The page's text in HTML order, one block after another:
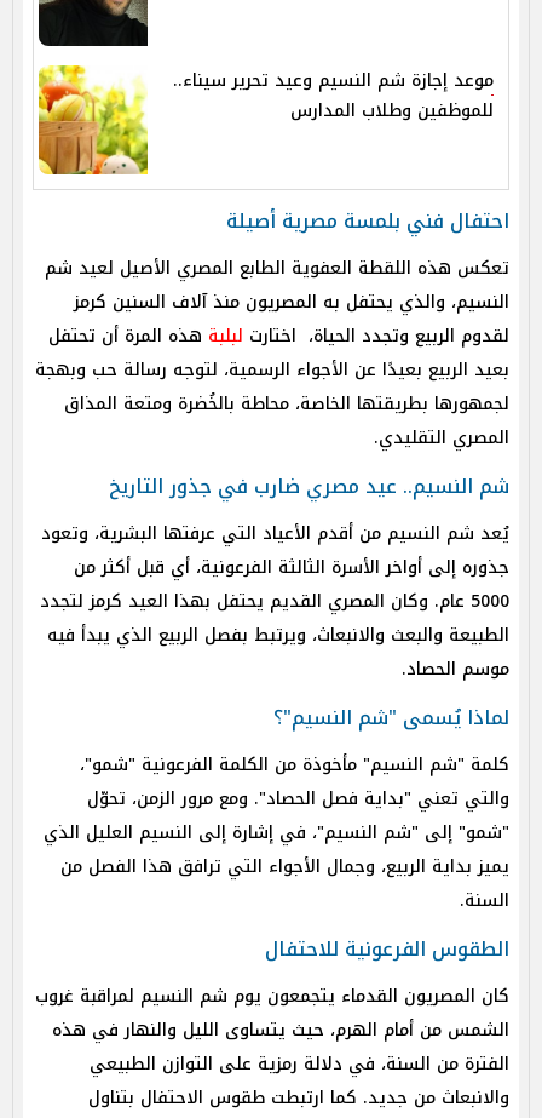
موعد إجازة شم النسيم وعيد تحرير سيناء..
للموظفين وطلاب المدارس
احتفال فني بلمسة مصرية أصيلة
تعكس هذه اللقطة العفوية الطابع المصري الأصيل لعيد شم
النسيم، والذي يحتفل به المصريون منذ آلاف السنين كرمز
لقدوم الربيع وتجدد الحياة، اختارت لبلبة هذه المرة أن تحتفل
بعيد الربيع بعيدًا عن الأجواء الرسمية، لتوجه رسالة حب وبهجة
لجمهورها بطريقتها الخاصة، محاطة بالخُضرة ومتعة المذاق
المصري التقليدي.
شم النسيم.. عيد مصري ضارب في جذور التاريخ
يُعد شم النسيم من أقدم الأعياد التي عرفتها البشرية، وتعود
جذوره إلى أواخر الأسرة الثالثة الفرعونية، أي قبل أكثر من
5000 عام. وكان المصري القديم يحتفل بهذا العيد كرمز لتجدد
الطبيعة والبعث والانبعاث، ويرتبط بفصل الربيع الذي يبدأ فيه
موسم الحصاد.
لماذا يُسمى "شم النسيم"؟
كلمة "شم النسيم" مأخوذة من الكلمة الفرعونية "شمو"،
والتي تعني "بداية فصل الحصاد". ومع مرور الزمن، تحوّل
"شمو" إلى "شم النسيم"، في إشارة إلى النسيم العليل الذي
يميز بداية الربيع، وجمال الأجواء التي ترافق هذا الفصل من
السنة.
الطقوس الفرعونية للاحتفال
كان المصريون القدماء يتجمعون يوم شم النسيم لمراقبة غروب
الشمس من أمام الهرم، حيث يتساوى الليل والنهار في هذه
الفترة من السنة، في دلالة رمزية على التوازن الطبيعي
والانبعاث من جديد. كما ارتبطت طقوس الاحتفال بتناول